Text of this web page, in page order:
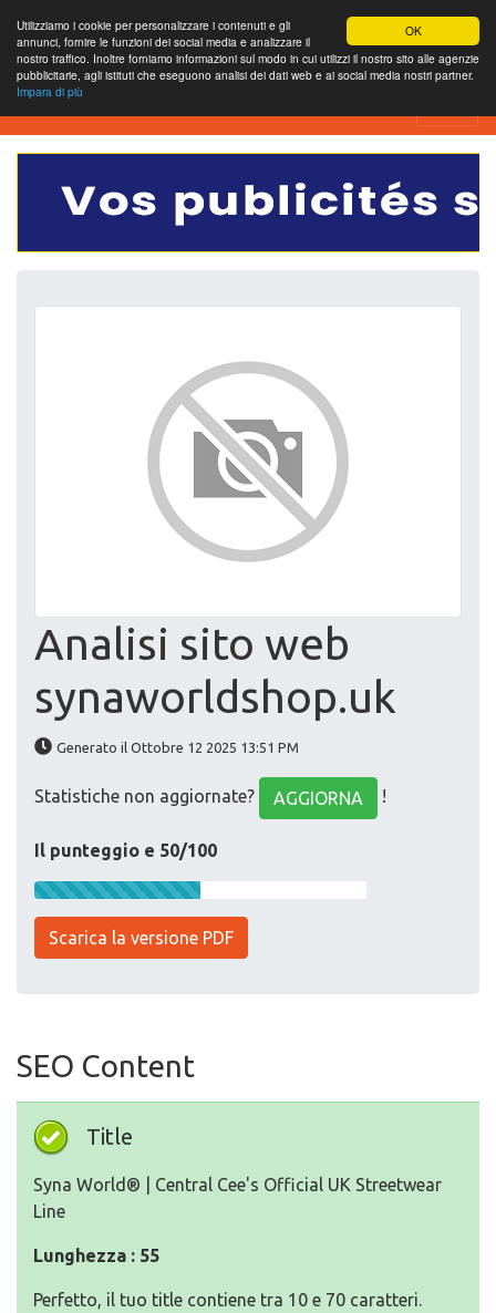
OK
Utilizziamo i cookie per personalizzare i contenuti e gli
annunci, fornire le funzioni dei social media e analizzare il
nostro traffico. Inoltre forniamo informazioni sul modo in cui utilizzi il nostro sito alle agenzie
pubblicitarie, agli istituti che eseguono analisi dei dati web e ai social media nostri partner.
Impara di più
Outil de test SEO gratuit
Analisi sito web
synaworldshop.uk
Generato il Ottobre 12 2025 13:51 PM
Statistiche non aggiornate? AGGIORNA !
Il punteggio e 50/100
Scarica la versione PDF
SEO Content
Title
Syna World® | Central Cee's Official UK Streetwear
Line
Lunghezza : 55
Perfetto, il tuo title contiene tra 10 e 70 caratteri.